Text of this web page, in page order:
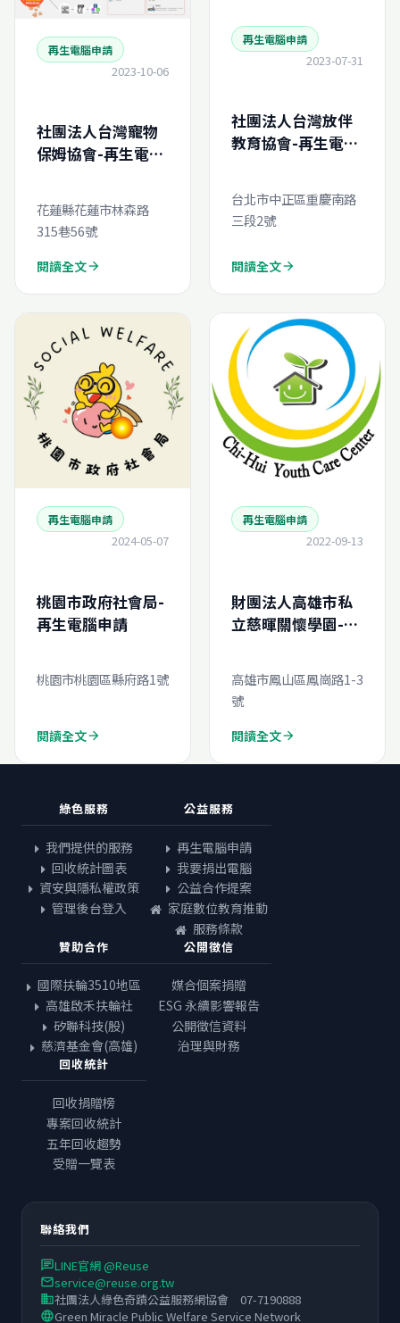
再生電腦申請
2023-10-06
社團法人台灣寵物
保姆協會-再生電腦
花蓮縣花蓮市林森路
315巷56號
閱讀全文arrow_forward
再生電腦申請
2023-07-31
社團法人台灣放伴
教育協會-再生電腦
台北市中正區重慶南路
三段2號
閱讀全文arrow_forward
再生電腦申請
2024-05-07
桃園市政府社會局-
再生電腦申請
桃園市桃園區縣府路1號
閱讀全文arrow_forward
再生電腦申請
2022-09-13
財團法人高雄市私
立慈暉關懷學園-再
高雄市鳳山區鳳崗路1-3
號
閱讀全文arrow_forward
綠色服務
我們提供的服務
回收統計圖表
資安與隱私權政策
管理後台登入
公益服務
再生電腦申請
我要捐出電腦
公益合作提案
家庭數位教育推動
服務條款
贊助合作
國際扶輪3510地區
高雄啟禾扶輪社
矽聯科技(股)
慈濟基金會(高雄)
公開徵信
媒合個案捐贈
ESG 永續影響報告
公開徵信資料
治理與財務
回收統計
回收捐贈榜
專案回收統計
五年回收趨勢
受贈一覽表
聯絡我們
chatLINE官網 @Reuse
emailservice@reuse.org.tw
business社團法人綠色奇蹟公益服務網協會 07-7190888
languageGreen Miracle Public Welfare Service Network